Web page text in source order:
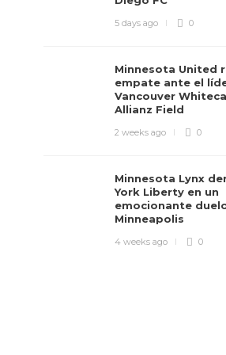
5 days ago 0
Minnesota United
empate ante el
Vancouver
Allianz Field
2 weeks ago 0
Minnesota Lynx
York Liberty en un
emocionante
Minneapolis
4 weeks ago 0